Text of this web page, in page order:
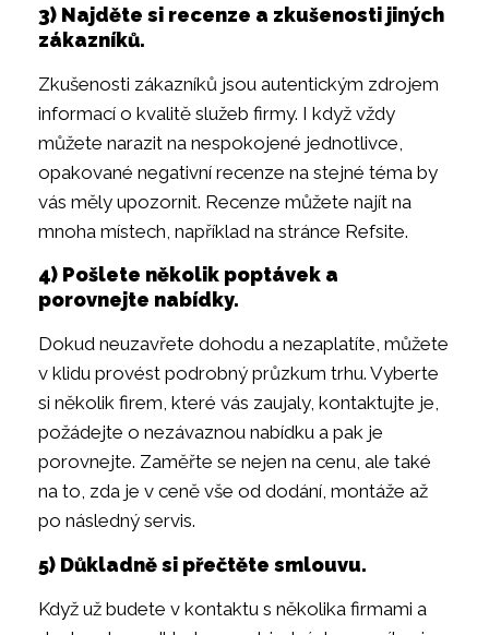
3) Najděte si recenze a zkušenosti jiných
zákazníků.
Zkušenosti zákazníků jsou autentickým zdrojem
informací o kvalitě služeb firmy. I když vždy
můžete narazit na nespokojené jednotlivce,
opakované negativní recenze na stejné téma by
vás měly upozornit. Recenze můžete najít na
mnoha místech, například na stránce Refsite.
4) Pošlete několik poptávek a
porovnejte nabídky.
Dokud neuzavřete dohodu a nezaplatíte, můžete
v klidu provést podrobný průzkum trhu. Vyberte
si několik firem, které vás zaujaly, kontaktujte je,
požádejte o nezávaznou nabídku a pak je
porovnejte. Zaměřte se nejen na cenu, ale také
na to, zda je v ceně vše od dodání, montáže až
po následný servis.
5) Důkladně si přečtěte smlouvu.
Když už budete v kontaktu s několika firmami a